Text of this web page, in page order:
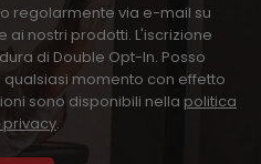
regolarmente via e-mail su
ai nostri prodotti. L'iscrizione
di Double Opt-In. Posso
momento con effetto
sono disponibili nella politica
privacy.